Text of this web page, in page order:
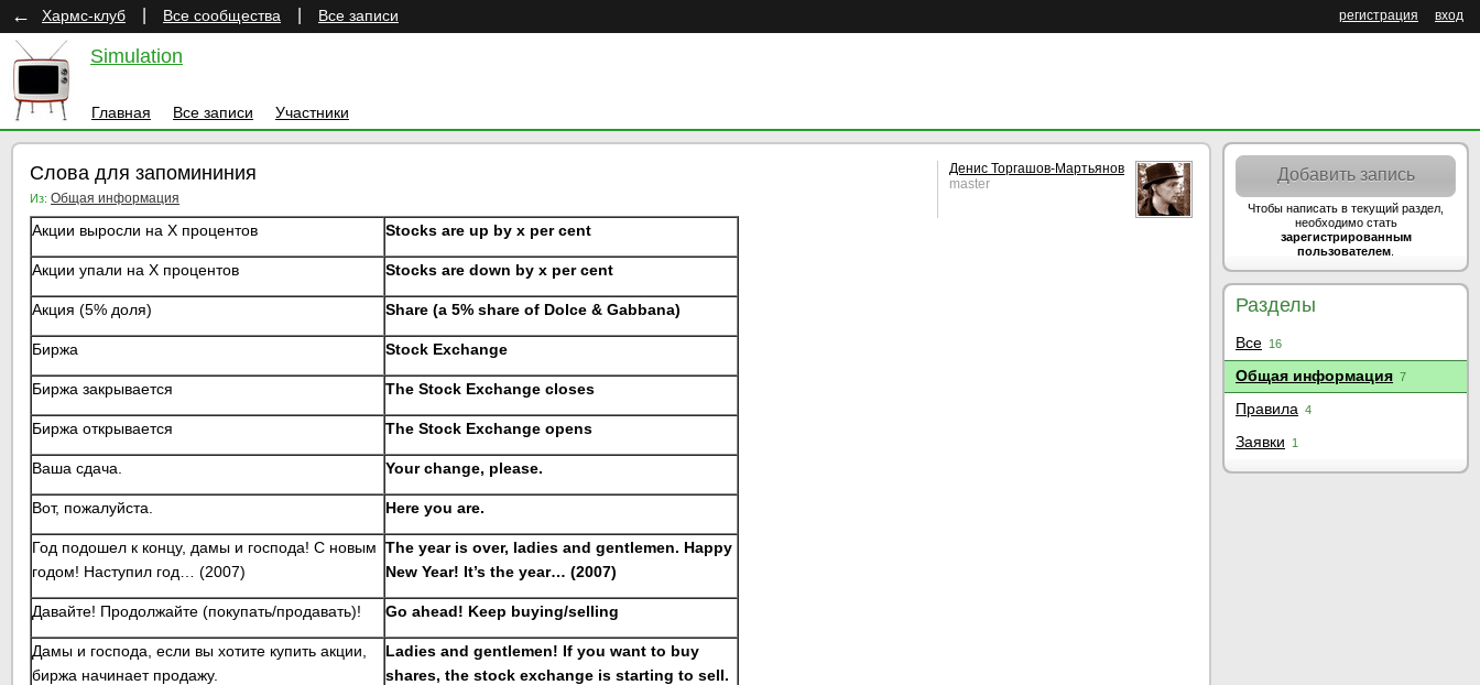
← Хармс-клуб вход
регистрация
Все сообщества Все записи
Simulation
Главная Все записи Участники
Денис Торгашов-Мартьянов
master
Слова для запомининия
Из: Общая информация
Акции выросли на Х процентов Stocks are up by x per cent
Акции упали на Х процентов Stocks are down by x per cent
Акция (5% доля) Share (a 5% share of Dolce & Gabbana)
Биржа Stock Exchange
Биржа закрывается The Stock Exchange closes
Биржа открывается The Stock Exchange opens
Ваша сдача. Your change, please.
Вот, пожалуйста. Here you are.
Год подошел к концу, дамы и господа! С новым
годом! Наступил год… (2007)
The year is over, ladies and gentlemen. Happy
New Year! It’s the year… (2007)
Давайте! Продолжайте (покупать/продавать)! Go ahead! Keep buying/selling
Дамы и господа, eсли вы хотите купить акции,
биржа начинает продажу.
Ladies and gentlemen! If you want to buy
shares, the stock exchange is starting to sell.
Добавить запись
Чтобы написать в текущий раздел,
необходимо стать
зарегистрированным
пользователем
Разделы
Все 16
Общая информация 7
Правила 4
Заявки 1